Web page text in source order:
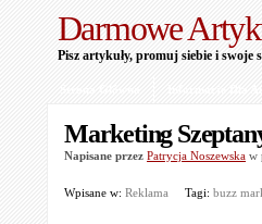
Darmowe
Pisz artykuły, promuj siebie i swoje
Marketing
Napisane przez Patrycja Noszewska w
Wpisane w: Reklama Tagi: buzz